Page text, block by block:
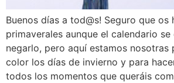
Buenos días a tod@s! Seguro que
primaverales aunque el calendario se
negarlo, pero aquí estamos nosotras
color los días de invierno y para
todos los momentos que queráis